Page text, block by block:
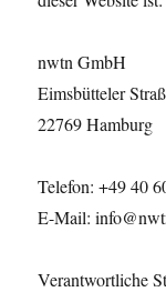
nwtn GmbH
Eimsbütteler
22769 Hamburg
Telefon: +49 40
E-Mail:
Verantwortliche